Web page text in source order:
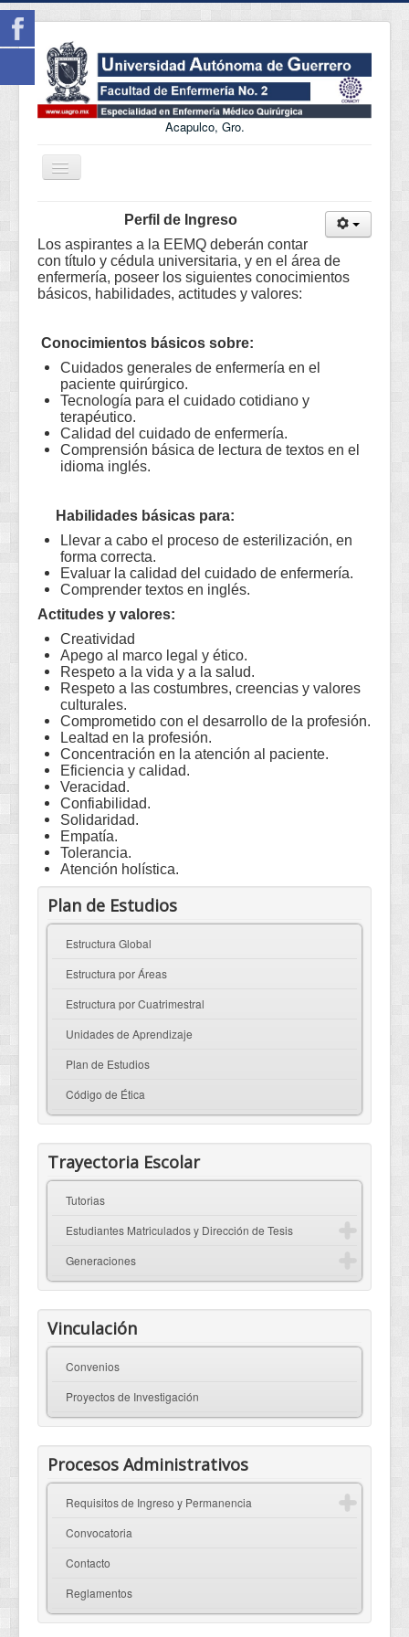
Acapulco, Gro.
Cambiar
navegación
Objetivo
Perfil de Ingreso
Perfil de Egreso
Nucleo Académico
LIES
Infraestructura
Perfil de Ingreso
Los aspirantes a la EEMQ deberán contar
con título y cédula universitaria, y en el área de
enfermería, poseer los siguientes conocimientos
básicos, habilidades, actitudes y valores:
Conocimientos básicos sobre:
Cuidados generales de enfermería en el
paciente quirúrgico.
Tecnología para el cuidado cotidiano y
terapéutico.
Calidad del cuidado de enfermería.
Comprensión básica de lectura de textos en el
idioma inglés.
Habilidades básicas para:
Llevar a cabo el proceso de esterilización, en
forma correcta.
Evaluar la calidad del cuidado de enfermería.
Comprender textos en inglés.
Actitudes y valores:
Creatividad
Apego al marco legal y ético.
Respeto a la vida y a la salud.
Respeto a las costumbres, creencias y valores
culturales.
Comprometido con el desarrollo de la profesión.
Lealtad en la profesión.
Concentración en la atención al paciente.
Eficiencia y calidad.
Veracidad.
Confiabilidad.
Solidaridad.
Empatía.
Tolerancia.
Atención holística.
Plan de Estudios
Estructura Global
Estructura por Áreas
Estructura por Cuatrimestral
Unidades de Aprendizaje
Plan de Estudios
Código de Ética
Trayectoria Escolar
Tutorias
Estudiantes Matriculados y Dirección de Tesis
Generaciones
Vinculación
Convenios
Proyectos de Investigación
Procesos Administrativos
Requisitos de Ingreso y Permanencia
Convocatoria
Contacto
Reglamentos